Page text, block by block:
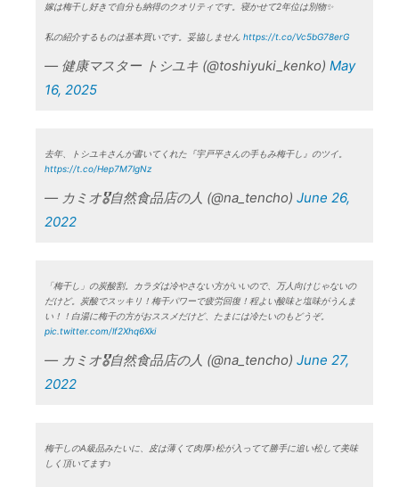
嫁は梅干し好きで自分も納得のクオリティです。寝かせて2年位は別物✨
私の紹介するものは基本買いです。妥協しません https://t.co/Vc5bG78erG
— 健康マスター トシユキ (@toshiyuki_kenko) May
16, 2025
去年、トシユキさんが書いてくれた『宇戸平さんの手もみ梅干し』のツイ。
https://t.co/Hep7M7lgNz
— カミオ🎖️自然食品店の人 (@na_tencho) June 26,
2022
「梅干し」の炭酸割。カラダは冷やさない方がいいので、万人向けじゃないの
だけど。炭酸でスッキリ！梅干パワーで疲労回復！程よい酸味と塩味がうんま
い！！白湯に梅干の方がおススメだけど、たまには冷たいのもどうぞ。
pic.twitter.com/lf2Xhq6Xki
— カミオ🎖️自然食品店の人 (@na_tencho) June 27,
2022
梅干しのA級品みたいに、皮は薄くて肉厚♪松が入ってて勝手に追い松して美味
しく頂いてます♪